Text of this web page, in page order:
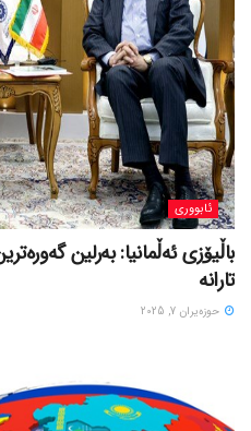
ئابووری
باڵیۆزی ئەڵمانیا: بەرلین
تارانە
حوزه‌یران 7, 2025